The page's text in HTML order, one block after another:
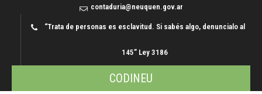
contaduria@neuquen.gov.ar
“Trata de personas es esclavitud. Si sabés algo, denuncialo al
145” Ley 3186
CODINEU